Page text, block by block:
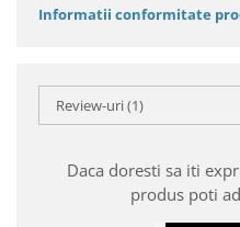
Informatii conformitate
Review-uri(1)
Daca doresti sa iti
produs poti